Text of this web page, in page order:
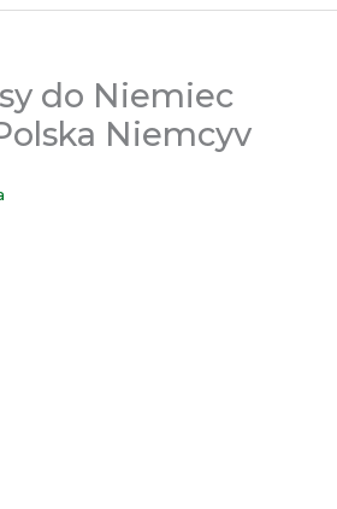
do Niemiec
Niemcyv